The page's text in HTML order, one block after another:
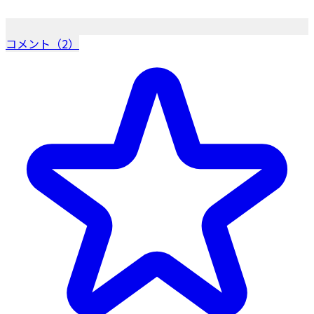
コメント（2）